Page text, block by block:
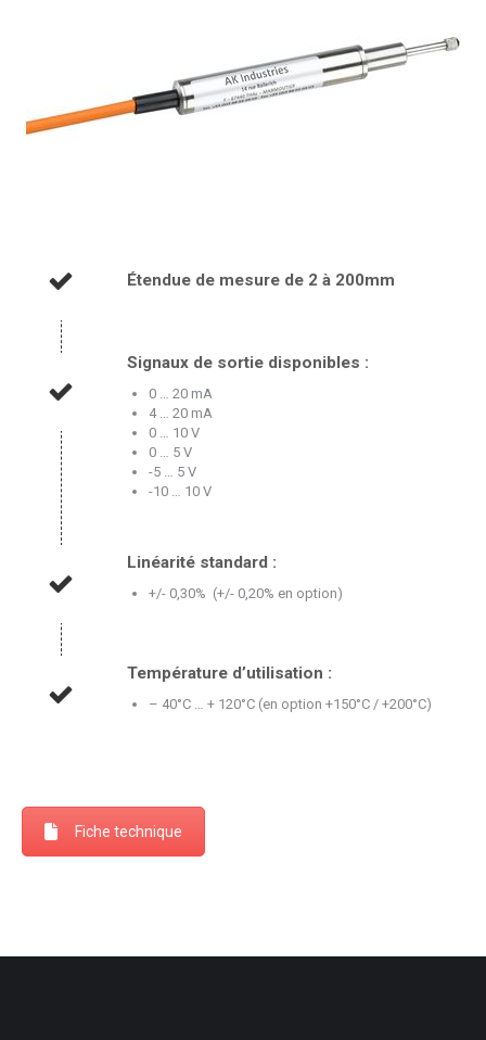
Étendue de mesure de 2 à 200mm
Signaux de sortie disponibles :
0 … 20 mA
4 … 20 mA
0 … 10 V
0 … 5 V
-5 … 5 V
-10 … 10 V
Linéarité standard :
+/- 0,30% (+/- 0,20% en option)
Température d’utilisation :
– 40°C … + 120°C (en option +150°C / +200°C)
Fiche technique